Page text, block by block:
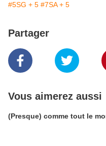
#5SG + 5 #7SA + 5
Partager
Vous aimerez aussi
(Presque) comme tout le